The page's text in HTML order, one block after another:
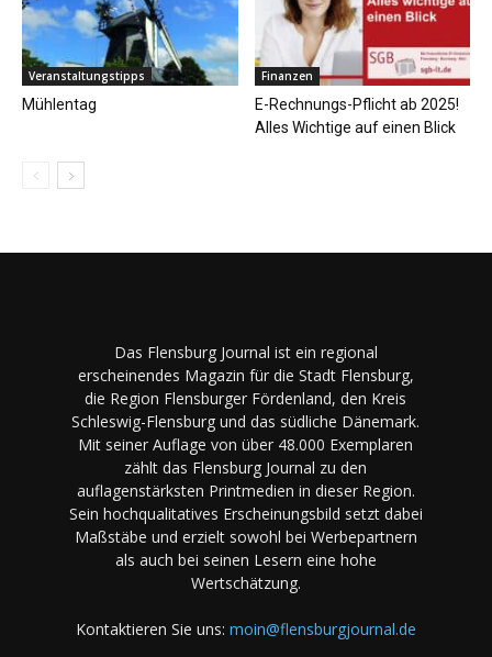
Veranstaltungstipps
Mühlentag
Finanzen
E-Rechnungs-Pflicht ab 2025!
Alles Wichtige auf einen Blick
Das Flensburg Journal ist ein regional
erscheinendes Magazin für die Stadt Flensburg,
die Region Flensburger Fördenland, den Kreis
Schleswig-Flensburg und das südliche Dänemark.
Mit seiner Auflage von über 48.000 Exemplaren
zählt das Flensburg Journal zu den
auflagenstärksten Printmedien in dieser Region.
Sein hochqualitatives Erscheinungsbild setzt dabei
Maßstäbe und erzielt sowohl bei Werbepartnern
als auch bei seinen Lesern eine hohe
Wertschätzung.
Kontaktieren Sie uns: moin@flensburgjournal.de